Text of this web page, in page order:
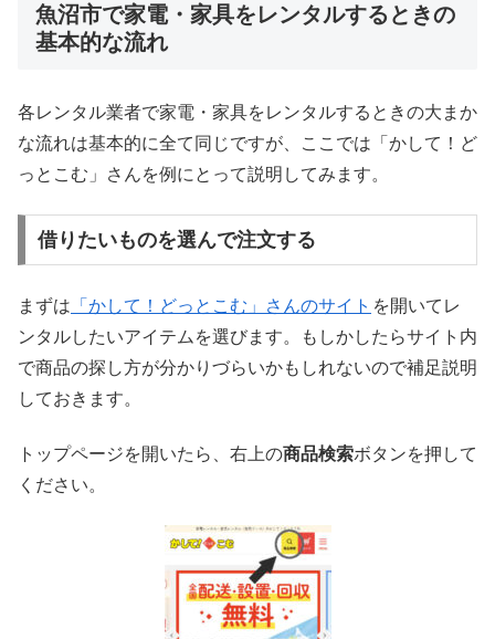
魚沼市で家電・家具をレンタルするときの
基本的な流れ
各レンタル業者で家電・家具をレンタルするときの大まか
な流れは基本的に全て同じですが、ここでは「かして！ど
っとこむ」さんを例にとって説明してみます。
借りたいものを選んで注文する
まずは 「かして！どっとこむ」さんのサイト を開いてレ
ンタルしたいアイテムを選びます。もしかしたらサイト内
で商品の探し方が分かりづらいかもしれないので補足説明
しておきます。
トップページを開いたら、右上の商品検索ボタンを押して
ください。